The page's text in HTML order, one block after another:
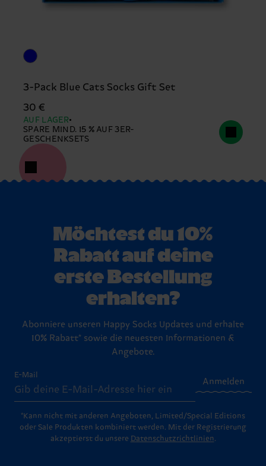
3-Pack Blue Cats Socks Gift Set
30 €
AUF LAGER
SPARE MIND. 15 % AUF 3ER-
GESCHENKSETS
Möchtest du 10%
Rabatt auf deine
erste Bestellung
erhalten?
Abonniere unseren Happy Socks Updates und erhalte
10% Rabatt* sowie die neuesten Informationen &
Angebote.
E-Mail
Anmelden
*Kann nicht mit anderen Angeboten, Limited/Special Editions
oder Sale Produkten kombiniert werden. Mit der Registrierung
akzeptierst du unsere Datenschutzrichtlinien.